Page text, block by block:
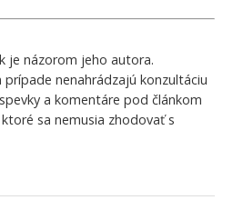
je názorom jeho autora.
nenahrádzajú konzultáciu
a komentáre pod článkom
sa nemusia zhodovať s